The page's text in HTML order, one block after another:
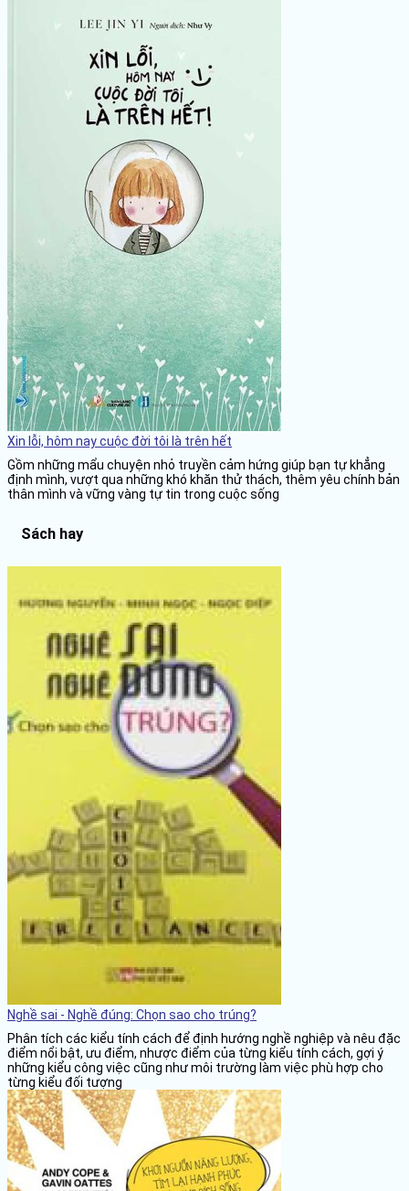
Xin lỗi, hôm nay cuộc đời tôi là trên hết
Gồm những mẩu chuyện nhỏ truyền cảm hứng giúp bạn tự khẳng
định mình, vượt qua những khó khăn thử thách, thêm yêu chính bản
thân mình và vững vàng tự tin trong cuộc sống
Sách hay
Nghề sai - Nghề đúng: Chọn sao cho trúng?
Phân tích các kiểu tính cách để định hướng nghề nghiệp và nêu đặc
điểm nổi bật, ưu điểm, nhược điểm của từng kiểu tính cách, gợi ý
những kiểu công việc cũng như môi trường làm việc phù hợp cho
từng kiểu đối tượng